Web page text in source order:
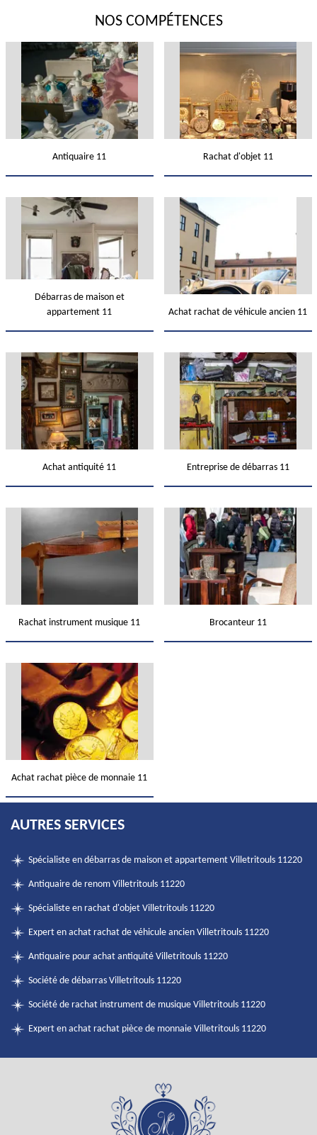
NOS COMPÉTENCES
Antiquaire 11 Rachat d'objet 11
Débarras de maison et
appartement 11
Achat rachat de véhicule ancien 11
Achat antiquité 11 Entreprise de débarras 11
Rachat instrument musique 11 Brocanteur 11
Achat rachat pièce de monnaie 11
AUTRES SERVICES
Spécialiste en débarras de maison et appartement Villetritouls 11220
Antiquaire de renom Villetritouls 11220
Spécialiste en rachat d'objet Villetritouls 11220
Expert en achat rachat de véhicule ancien Villetritouls 11220
Antiquaire pour achat antiquité Villetritouls 11220
Société de débarras Villetritouls 11220
Société de rachat instrument de musique Villetritouls 11220
Expert en achat rachat pièce de monnaie Villetritouls 11220